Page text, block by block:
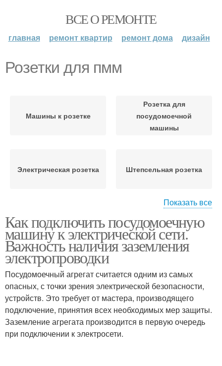
ВСЕ О РЕМОНТЕ
главная ремонт квартир ремонт дома дизайн
Розетки для пмм
Машины к розетке
Розетка для
посудомоечной
машины
Электрическая розетка Штепсельная розетка
Пммы к коммуникациям Отдельная розетка
Показать все
Как подключить посудомоечную
машину к электрической сети.
Важность наличия заземления
электропроводки
Посудомоечный агрегат считается одним из самых
опасных, с точки зрения электрической безопасности,
устройств. Это требует от мастера, производящего
подключение, принятия всех необходимых мер защиты.
Заземление агрегата производится в первую очередь
при подключении к электросети.